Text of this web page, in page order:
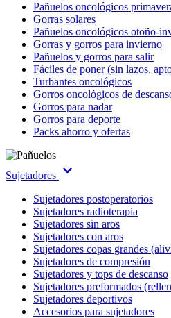
Pañuelos oncológicos
Gorras solares
Pañuelos oncológicos otoño-
Gorras y gorros para invierno
Pañuelos y gorros para salir
Fáciles de poner (sin lazos,
Turbantes oncológicos
Gorros oncológicos de
Gorros para nadar
Gorros para deporte
Packs ahorro y ofertas
Sujetadores
Sujetadores postoperatorios
Sujetadores radioterapia
Sujetadores sin aros
Sujetadores con aros
Sujetadores copas grandes
Sujetadores de compresión
Sujetadores y tops de descanso
Sujetadores preformados
Sujetadores deportivos
Accesorios para sujetadores